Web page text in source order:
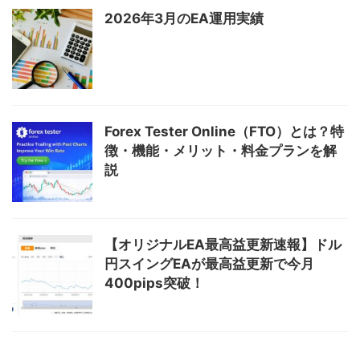
2026年3月のEA運用実績
Forex Tester Online（FTO）とは？特
徴・機能・メリット・料金プランを解
説
【オリジナルEA最高益更新速報】ドル
円スイングEAが最高益更新で今月
400pips突破！